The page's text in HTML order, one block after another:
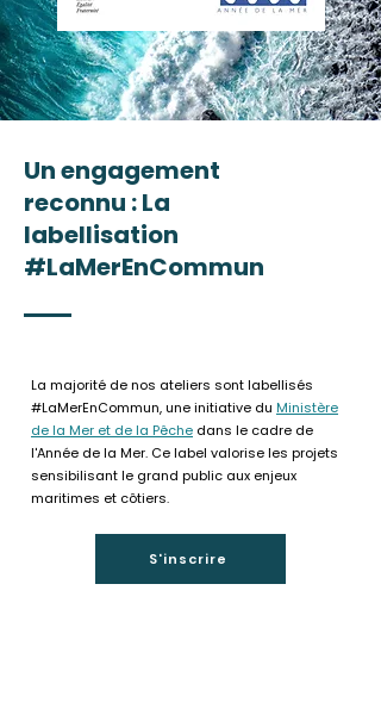
Un engagement
reconnu : La
labellisation
#LaMerEnCommun
La majorité de nos ateliers sont labellisés
#LaMerEnCommun, une initiative du Ministère
de la Mer et de la Pêche dans le cadre de
l'Année de la Mer. Ce label valorise les projets
sensibilisant le grand public aux enjeux
maritimes et côtiers.
S'inscrire